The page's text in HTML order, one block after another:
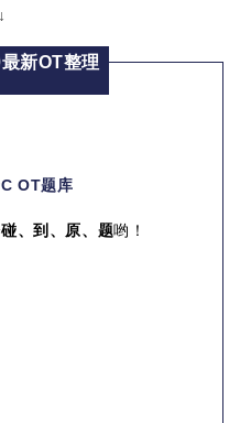
新OT整理
OT题库
碰、到、原、题哟！